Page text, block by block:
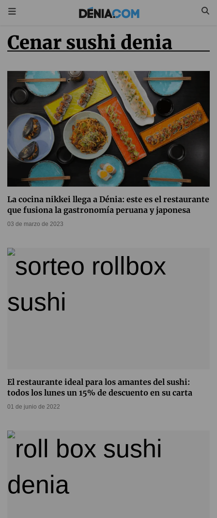
cenar sushi denia
La cocina nikkei llega a Dénia: este es el restaurante
que fusiona la gastronomía peruana y japonesa
03 de marzo de 2023
El restaurante ideal para los amantes del sushi:
todos los lunes un 15% de descuento en su carta
01 de junio de 2022